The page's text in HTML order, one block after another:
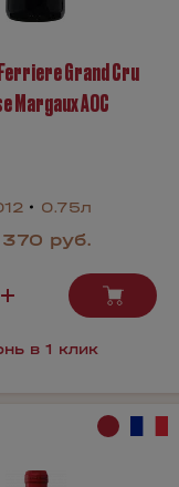
Grand Cru
Margaux AOC
0.75л
руб.
в 1 клик